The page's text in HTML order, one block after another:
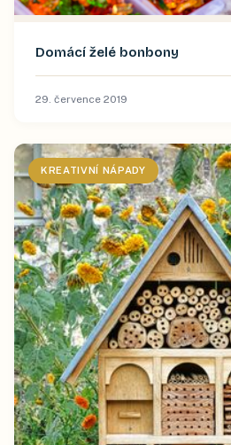
Domácí želé bonbony
29. července 2019
KREATIVNÍ NÁPADY